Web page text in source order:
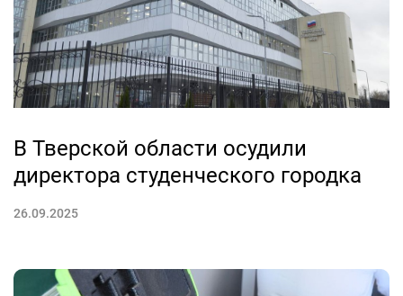
В Тверской области осудили
директора студенческого городка
26.09.2025